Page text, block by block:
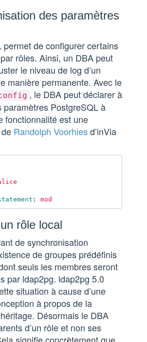
des paramètres
permet de configurer certains
rôles. Ainsi, un DBA peut
le niveau de log d’un
manière permanente. Avec le
, le DBA peut déclarer à
paramètres PostgreSQL à
fonctionnalité est une
Randolph Voorhiesd’inVia
: mod
rôle local
de synchronisation
de groupes prédéfinis
seuls les membres seront
par ldap2pg. ldap2pg 5.0
situation à cause d’une
à propos de la
Désormais le DBA
d’un rôle et non ses